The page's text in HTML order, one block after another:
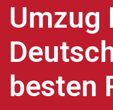
Umzug
besten